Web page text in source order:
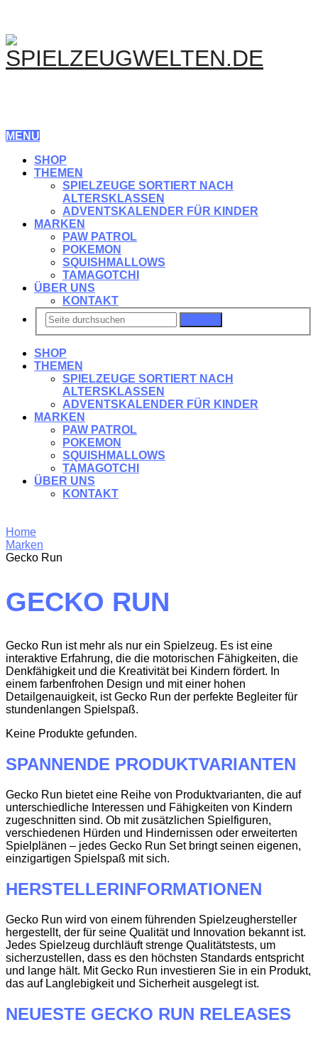
MENU
SHOP
THEMEN
SPIELZEUGE SORTIERT NACH
ALTERSKLASSEN
ADVENTSKALENDER FÜR KINDER
MARKEN
PAW PATROL
POKEMON
SQUISHMALLOWS
TAMAGOTCHI
ÜBER UNS
KONTAKT
SHOP
THEMEN
SPIELZEUGE SORTIERT NACH
ALTERSKLASSEN
ADVENTSKALENDER FÜR KINDER
MARKEN
PAW PATROL
POKEMON
SQUISHMALLOWS
TAMAGOTCHI
ÜBER UNS
KONTAKT
Home
Marken
Gecko Run
GECKO RUN
Gecko Run ist mehr als nur ein Spielzeug. Es ist eine
interaktive Erfahrung, die die motorischen Fähigkeiten, die
Denkfähigkeit und die Kreativität bei Kindern fördert. In
einem farbenfrohen Design und mit einer hohen
Detailgenauigkeit, ist Gecko Run der perfekte Begleiter für
stundenlangen Spielspaß.
Keine Produkte gefunden.
SPANNENDE PRODUKTVARIANTEN
Gecko Run bietet eine Reihe von Produktvarianten, die auf
unterschiedliche Interessen und Fähigkeiten von Kindern
zugeschnitten sind. Ob mit zusätzlichen Spielfiguren,
verschiedenen Hürden und Hindernissen oder erweiterten
Spielplänen – jedes Gecko Run Set bringt seinen eigenen,
einzigartigen Spielspaß mit sich.
HERSTELLERINFORMATIONEN
Gecko Run wird von einem führenden Spielzeughersteller
hergestellt, der für seine Qualität und Innovation bekannt ist.
Jedes Spielzeug durchläuft strenge Qualitätstests, um
sicherzustellen, dass es den höchsten Standards entspricht
und lange hält. Mit Gecko Run investieren Sie in ein Produkt,
das auf Langlebigkeit und Sicherheit ausgelegt ist.
NEUESTE GECKO RUN RELEASES